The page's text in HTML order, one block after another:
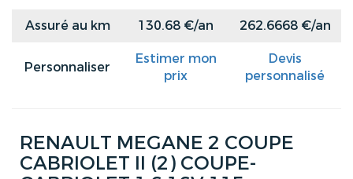
Assuré au km 130.68 €/an 262.6668 €/an
Personnaliser
Estimer mon
prix
Devis
personnalisé
RENAULT MEGANE 2 COUPE
CABRIOLET II (2) COUPE-